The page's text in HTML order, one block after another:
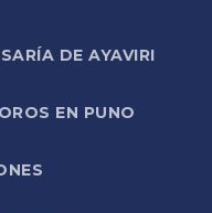
DE AYAVIRI
EN PUNO